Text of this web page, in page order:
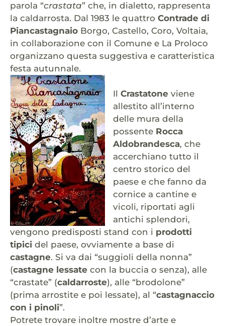
parola “crastata” che, in dialetto, rappresenta
la caldarrosta. Dal 1983 le quattro Contrade di
Piancastagnaio Borgo, Castello, Coro, Voltaia,
in collaborazione con il Comune e La Proloco
organizzano questa suggestiva e caratteristica
festa autunnale.
Il Crastatone viene
allestito all’interno
delle mura della
possente Rocca
Aldobrandesca, che
accerchiano tutto il
centro storico del
paese e che fanno da
cornice a cantine e
vicoli, riportati agli
antichi splendori,
vengono predisposti stand con i prodotti
tipici del paese, ovviamente a base di
castagne. Si va dai “suggioli della nonna”
(castagne lessate con la buccia o senza), alle
“crastate” (caldarroste), alle “brodolone”
(prima arrostite e poi lessate), al “castagnaccio
con i pinoli”.
Potrete trovare inoltre mostre d’arte e